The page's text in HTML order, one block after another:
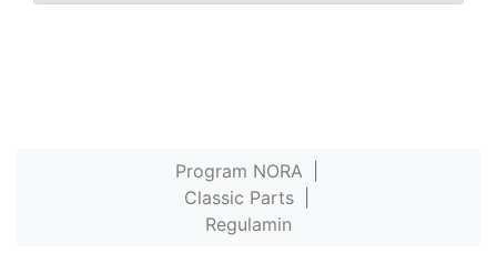
Program NORA
Classic Parts
Regulamin